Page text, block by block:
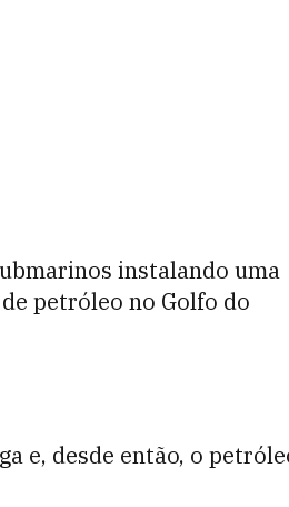
instalando uma
petróleo no Golfo do
e, desde então, o